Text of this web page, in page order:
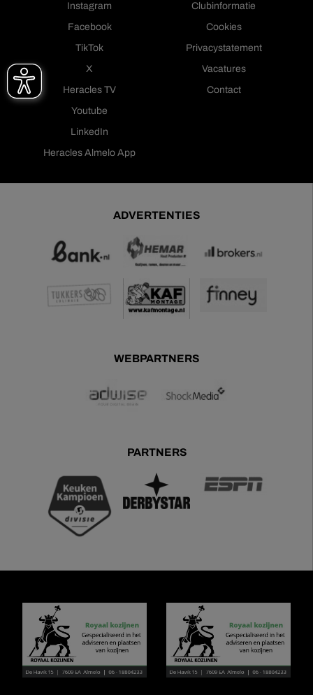
Instagram
Facebook
TikTok
X
Heracles TV
Youtube
LinkedIn
Heracles Almelo App
Clubinformatie
Cookies
Privacystatement
Vacatures
Contact
ADVERTENTIES
WEBPARTNERS
PARTNERS